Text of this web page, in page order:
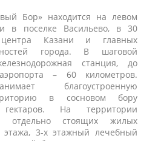
Бор» находится на левом
в поселке Васильево, в 30
Казани и главных
города. В шаговой
станция, до
– 60 километров.
благоустроенную
в сосновом бору
На территории
отдельно стоящих жилых
3-х этажный лечебный